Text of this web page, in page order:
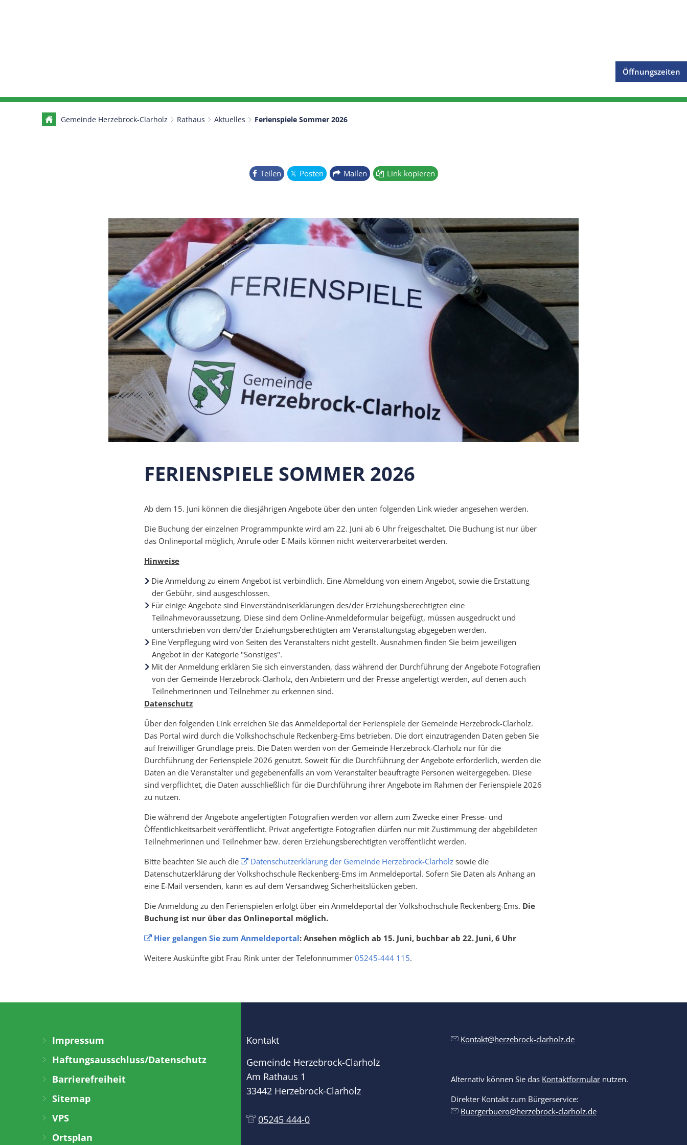
Öffnungszeiten
Gemeinde Herzebrock-Clarholz Rathaus Aktuelles Ferienspiele Sommer 2026
Teilen Posten Mailen Link kopieren
FERIENSPIELE SOMMER 2026
Ab dem 15. Juni können die diesjährigen Angebote über den unten folgenden Link wieder angesehen werden.
Die Buchung der einzelnen Programmpunkte wird am 22. Juni ab 6 Uhr freigeschaltet. Die Buchung ist nur über
das Onlineportal möglich, Anrufe oder E-Mails können nicht weiterverarbeitet werden.
Hinweise
Die Anmeldung zu einem Angebot ist verbindlich. Eine Abmeldung von einem Angebot, sowie die Erstattung
der Gebühr, sind ausgeschlossen.
Für einige Angebote sind Einverständniserklärungen des/der Erziehungsberechtigten eine
Teilnahmevoraussetzung. Diese sind dem Online-Anmeldeformular beigefügt, müssen ausgedruckt und
unterschrieben von dem/der Erziehungsberechtigten am Veranstaltungstag abgegeben werden.
Eine Verpflegung wird von Seiten des Veranstalters nicht gestellt. Ausnahmen finden Sie beim jeweiligen
Angebot in der Kategorie "Sonstiges".
Mit der Anmeldung erklären Sie sich einverstanden, dass während der Durchführung der Angebote Fotografien
von der Gemeinde Herzebrock-Clarholz, den Anbietern und der Presse angefertigt werden, auf denen auch
Teilnehmerinnen und Teilnehmer zu erkennen sind.
Datenschutz
Über den folgenden Link erreichen Sie das Anmeldeportal der Ferienspiele der Gemeinde Herzebrock-Clarholz.
Das Portal wird durch die Volkshochschule Reckenberg-Ems betrieben. Die dort einzutragenden Daten geben Sie
auf freiwilliger Grundlage preis. Die Daten werden von der Gemeinde Herzebrock-Clarholz nur für die
Durchführung der Ferienspiele 2026 genutzt. Soweit für die Durchführung der Angebote erforderlich, werden die
Daten an die Veranstalter und gegebenenfalls an vom Veranstalter beauftragte Personen weitergegeben. Diese
sind verpflichtet, die Daten ausschließlich für die Durchführung ihrer Angebote im Rahmen der Ferienspiele 2026
zu nutzen.
Die während der Angebote angefertigten Fotografien werden vor allem zum Zwecke einer Presse- und
Öffentlichkeitsarbeit veröffentlicht. Privat angefertigte Fotografien dürfen nur mit Zustimmung der abgebildeten
Teilnehmerinnen und Teilnehmer bzw. deren Erziehungsberechtigten veröffentlicht werden.
Bitte beachten Sie auch die
Datenschutzerklärung der Gemeinde Herzebrock-Clarholzsowie die
Datenschutzerklärung der Volkshochschule Reckenberg-Ems im Anmeldeportal. Sofern Sie Daten als Anhang an
eine E-Mail versenden, kann es auf dem Versandweg Sicherheitslücken geben.
Die Anmeldung zu den Ferienspielen erfolgt über ein Anmeldeportal der Volkshochschule Reckenberg-Ems. Die
Buchung ist nur über das Onlineportal möglich.
Hier gelangen Sie zum Anmeldeportal: Ansehen möglich ab 15. Juni, buchbar ab 22. Juni, 6 Uhr
Weitere Auskünfte gibt Frau Rink unter der Telefonnummer 05245-444 115.
Impressum
Haftungsausschluss/Datenschutz
Barrierefreiheit
Sitemap
VPS
Ortsplan
Kontakt
Gemeinde Herzebrock-Clarholz
Am Rathaus 1
33442 Herzebrock-Clarholz
05245 444-0
Kontakt@herzebrock-clarholz.de
Alternativ können Sie das Kontaktformular nutzen.
Direkter Kontakt zum Bürgerservice:
Buergerbuero@herzebrock-clarholz.de